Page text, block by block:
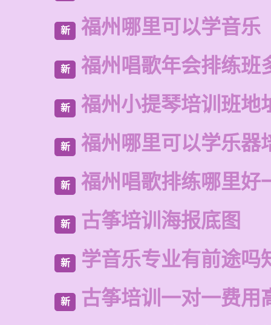
新 福州哪里可以学音乐
新 福州唱歌年会排练班
新 福州小提琴培训班地
新 福州哪里可以学乐器
新 福州唱歌排练哪里好
新 古筝培训海报底图
新 学音乐专业有前途吗
新 古筝培训一对一费用